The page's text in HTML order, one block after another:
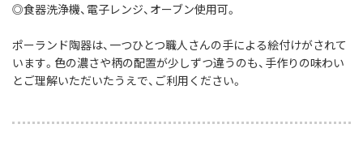
◎食器洗浄機、電子レンジ、オーブン使用可。
ポーランド陶器は、一つひとつ職人さんの手による絵付けがされて
います。色の濃さや柄の配置が少しずつ違うのも、手作りの味わい
とご理解いただいたうえで、ご利用ください。